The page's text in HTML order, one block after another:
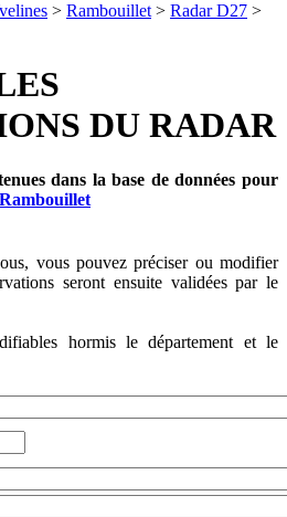
> Rambouillet > Radar D27 >
DU RADAR
dans la base de données pour
vous pouvez préciser ou modifier
seront ensuite validées par le
hormis le département et le